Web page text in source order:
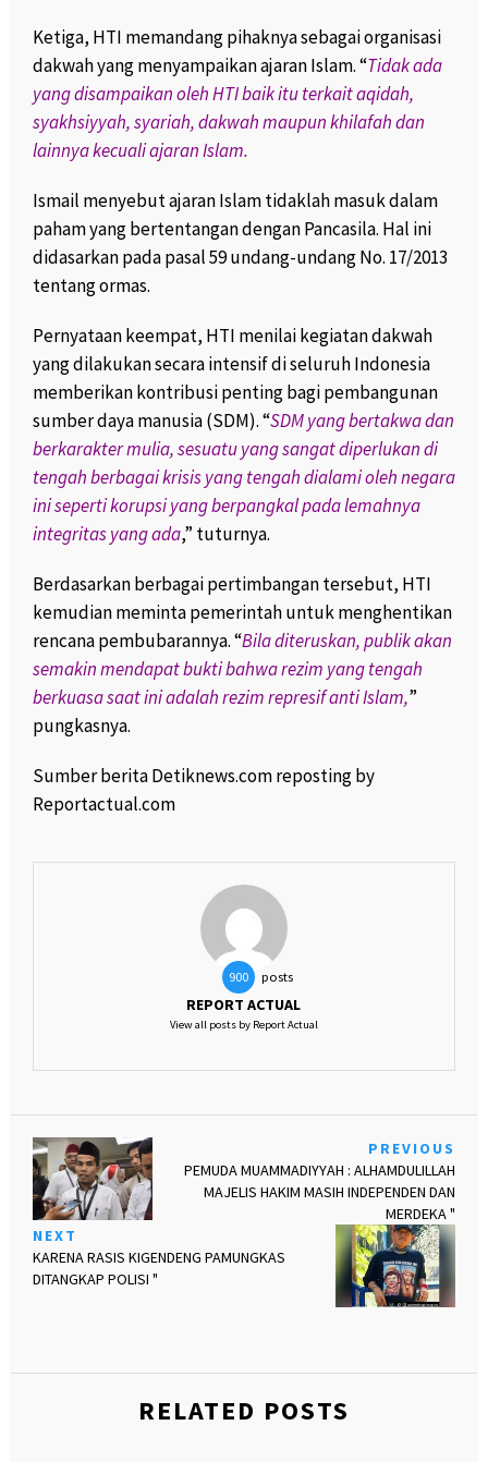
Ketiga, HTI memandang pihaknya sebagai organisasi
dakwah yang menyampaikan ajaran Islam. “Tidak ada
yang disampaikan oleh HTI baik itu terkait aqidah,
syakhsiyyah, syariah, dakwah maupun khilafah dan
lainnya kecuali ajaran Islam.
Ismail menyebut ajaran Islam tidaklah masuk dalam
paham yang bertentangan dengan Pancasila. Hal ini
didasarkan pada pasal 59 undang-undang No. 17/2013
tentang ormas.
Pernyataan keempat, HTI menilai kegiatan dakwah
yang dilakukan secara intensif di seluruh Indonesia
memberikan kontribusi penting bagi pembangunan
sumber daya manusia (SDM). “SDM yang bertakwa dan
berkarakter mulia, sesuatu yang sangat diperlukan di
tengah berbagai krisis yang tengah dialami oleh negara
ini seperti korupsi yang berpangkal pada lemahnya
integritas yang ada,” tuturnya.
Berdasarkan berbagai pertimbangan tersebut, HTI
kemudian meminta pemerintah untuk menghentikan
rencana pembubarannya. “Bila diteruskan, publik akan
semakin mendapat bukti bahwa rezim yang tengah
berkuasa saat ini adalah rezim represif anti Islam,”
pungkasnya.
Sumber berita Detiknews.com reposting by
Reportactual.com
900 posts
REPORT ACTUAL
View all posts by Report Actual
PREVIOUS
PEMUDA MUAMMADIYYAH : ALHAMDULILLAH
MAJELIS HAKIM MASIH INDEPENDEN DAN
MERDEKA "
NEXT
KARENA RASIS KIGENDENG PAMUNGKAS
DITANGKAP POLISI "
RELATED POSTS